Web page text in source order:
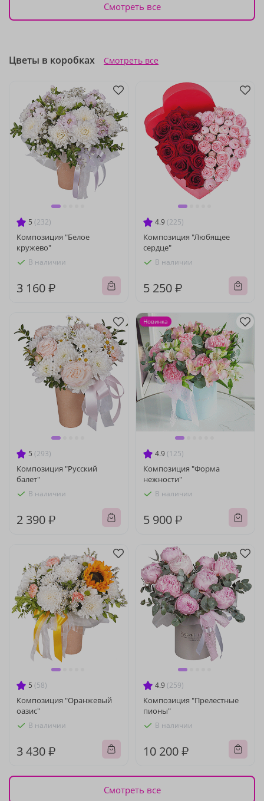
Смотреть все
Цветы в коробках Смотреть все
5 (232)
Композиция "Белое
кружево"
В наличии
3 160 ₽
4.9 (225)
Композиция "Любящее
сердце"
В наличии
5 250 ₽
5 (293)
Композиция "Русский
балет"
В наличии
2 390 ₽
4.9 (125)
Композиция "Форма
нежности"
В наличии
5 900 ₽
Новинка
5 (58)
Композиция "Оранжевый
оазис"
В наличии
3 430 ₽
4.9 (259)
Композиция "Прелестные
пионы"
В наличии
10 200 ₽
Смотреть все